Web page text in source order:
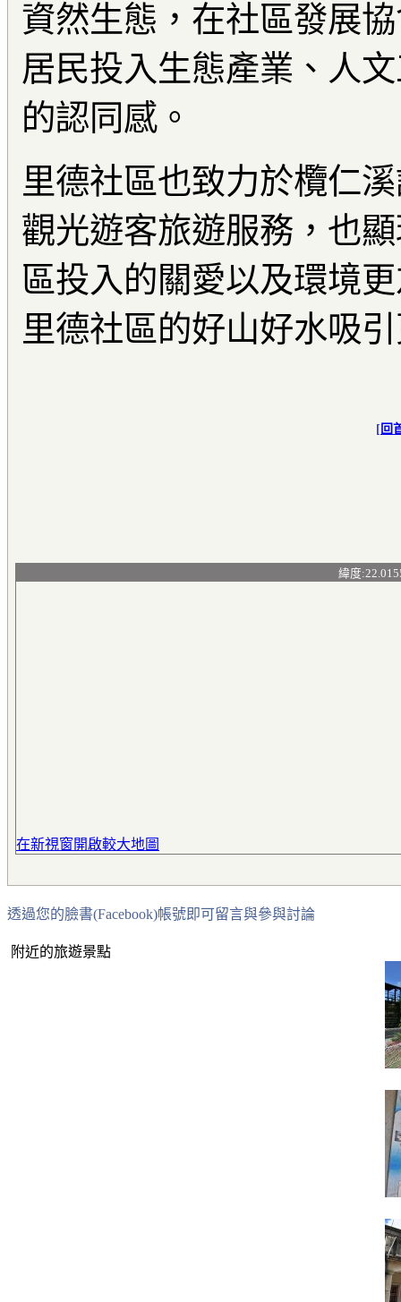
資然生態，在社區發展
居民投入生態產業、人
的認同感。
里德社區也致力於欖仁
觀光遊客旅遊服務，也
區投入的關愛以及環境
里德社區的好山好水吸
[ 回
緯度
在新視窗開啟較大地圖
透過您的臉書(Facebook)帳號即可留言與參與討論
附近的旅遊景點